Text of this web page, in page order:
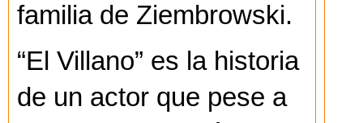
familia de Ziembrowski.
“El Villano” es la historia
de un actor que pese a